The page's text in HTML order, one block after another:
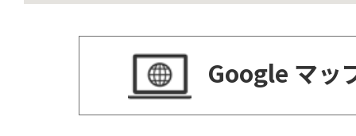
Google マッ